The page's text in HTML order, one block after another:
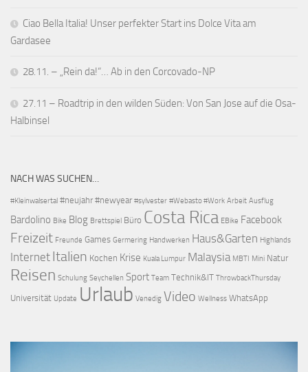
Ciao Bella Italia! Unser perfekter Start ins Dolce Vita am
Gardasee
28.11. – „Rein da!“… Ab in den Corcovado-NP
27.11 – Roadtrip in den wilden Süden: Von San Jose auf die Osa-
Halbinsel
NACH WAS SUCHEN…
#Kleinwalsertal #neujahr #newyear #sylvester #Webasto #Work Arbeit Ausflug
Bardolino Bike Blog Brettspiel Büro Costa Rica EBike Facebook
Freizeit Freunde Games Germering Handwerken Haus&Garten Highlands
Internet Italien Kochen Krise Kuala Lumpur Malaysia MBTI Mini Natur
Reisen Schulung Seychellen Sport Team Technik&IT ThrowbackThursday
Universität Update Urlaub Venedig Video Wellness WhatsApp